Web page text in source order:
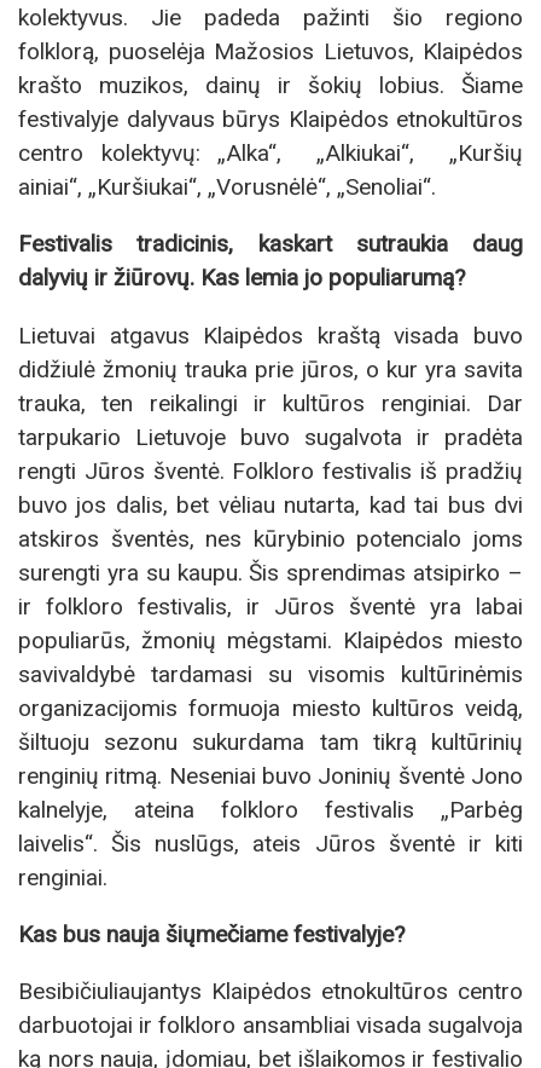
kolektyvus. Jie padeda pažinti šio regiono
folklorą, puoselėja Mažosios Lietuvos, Klaipėdos
krašto muzikos, dainų ir šokių lobius. Šiame
festivalyje dalyvaus būrys Klaipėdos etnokultūros
centro kolektyvų: „Alka“, „Alkiukai“, „Kuršių
ainiai“, „Kuršiukai“, „Vorusnėlė“, „Senoliai“.
Festivalis tradicinis, kaskart sutraukia daug
dalyvių ir žiūrovų. Kas lemia jo populiarumą?
Lietuvai atgavus Klaipėdos kraštą visada buvo
didžiulė žmonių trauka prie jūros, o kur yra savita
trauka, ten reikalingi ir kultūros renginiai. Dar
tarpukario Lietuvoje buvo sugalvota ir pradėta
rengti Jūros šventė. Folkloro festivalis iš pradžių
buvo jos dalis, bet vėliau nutarta, kad tai bus dvi
atskiros šventės, nes kūrybinio potencialo joms
surengti yra su kaupu. Šis sprendimas atsipirko –
ir folkloro festivalis, ir Jūros šventė yra labai
populiarūs, žmonių mėgstami. Klaipėdos miesto
savivaldybė tardamasi su visomis kultūrinėmis
organizacijomis formuoja miesto kultūros veidą,
šiltuoju sezonu sukurdama tam tikrą kultūrinių
renginių ritmą. Neseniai buvo Joninių šventė Jono
kalnelyje, ateina folkloro festivalis „Parbėg
laivelis“. Šis nuslūgs, ateis Jūros šventė ir kiti
renginiai.
Kas bus nauja šiųmečiame festivalyje?
Besibičiuliaujantys Klaipėdos etnokultūros centro
darbuotojai ir folkloro ansambliai visada sugalvoja
ką nors nauja, įdomiau, bet išlaikomos ir festivalio